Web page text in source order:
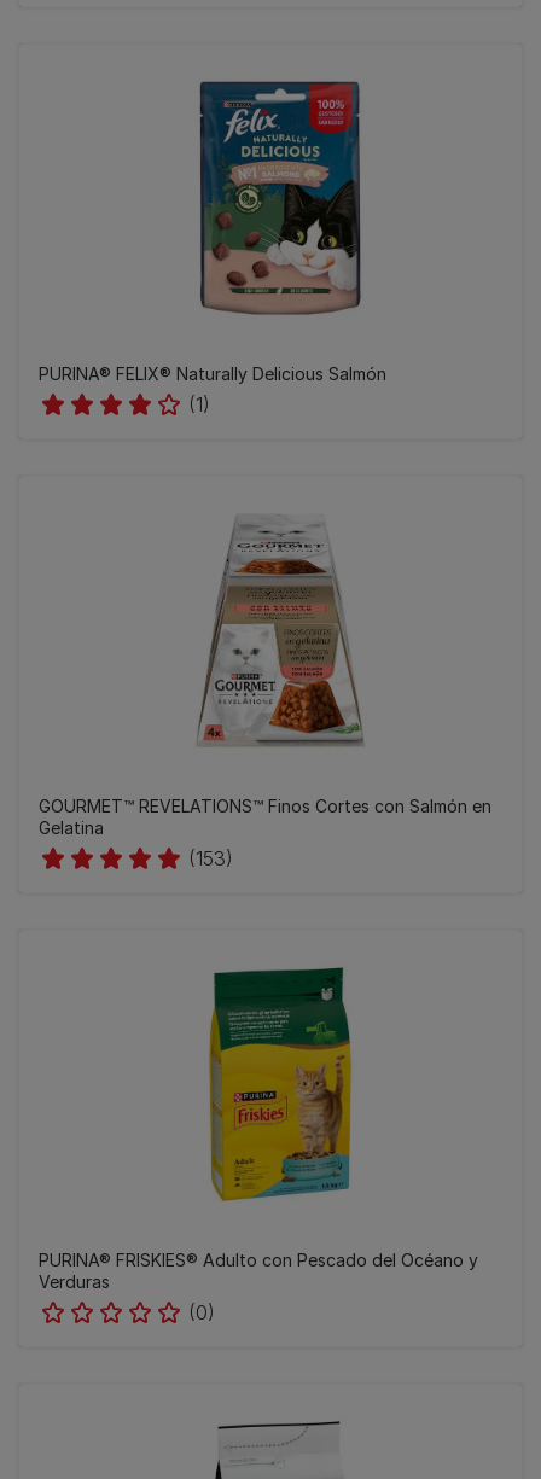
PURINA® FELIX® Naturally Delicious Salmón
(1)
GOURMET™ REVELATIONS™ Finos Cortes con Salmón en
Gelatina
(153)
PURINA® FRISKIES® Adulto con Pescado del Océano y
Verduras
(0)